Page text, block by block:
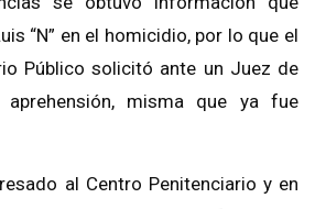
“N” en el homicidio, por lo que el
Público solicitó ante un Juez de
misma que ya fue
al Centro Penitenciario y en